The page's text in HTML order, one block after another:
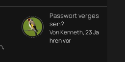
Passwort verges
sen?
Von Kenneth, 23 Ja
hren vor